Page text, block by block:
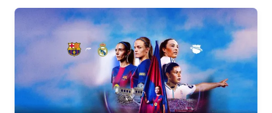
Palmarès
Masculí
Agenda
Actualitat
Jugadors
Calendari
Resultats
Hockey gel
plusicon
més
Actualitat
Jugadors
Calendari
Hoquei herba
plusicon
Notícies
Hockey Herba Masculí
Patinatge artístic
plusicon
més
FC Barcelona club badge